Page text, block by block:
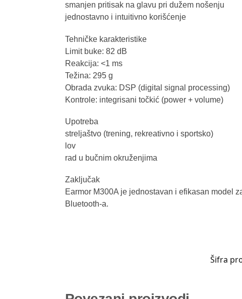
smanjen pritisak na glavu pri dužem nošenju
jednostavno i intuitivno korišćenje
Tehničke karakteristike
Limit buke: 82 dB
Reakcija: <1 ms
Težina: 295 g
Obrada zvuka: DSP (digital signal processing)
Kontrole: integrisani točkić (power + volume)
Upotreba
streljaštvo (trening, rekreativno i sportsko)
lov
rad u bučnim okruženjima
Zaključak
Earmor M300A je jednostavan i efikasan model
Bluetooth-a.
Šifra